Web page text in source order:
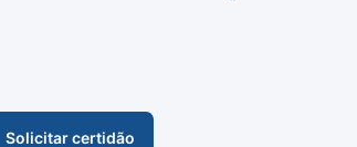
Solicitar certidão